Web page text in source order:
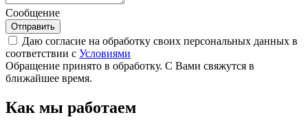
Сообщение
Отправить
Даю согласие на обработку своих персональных данных в
соответствии с Условиями
Обращение принято в обработку. С Вами свяжутся в
ближайшее время.
Как мы работаем